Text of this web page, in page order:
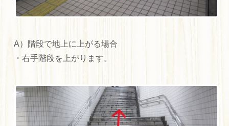
A）階段で地上に上がる場合
・右手階段を上がります。